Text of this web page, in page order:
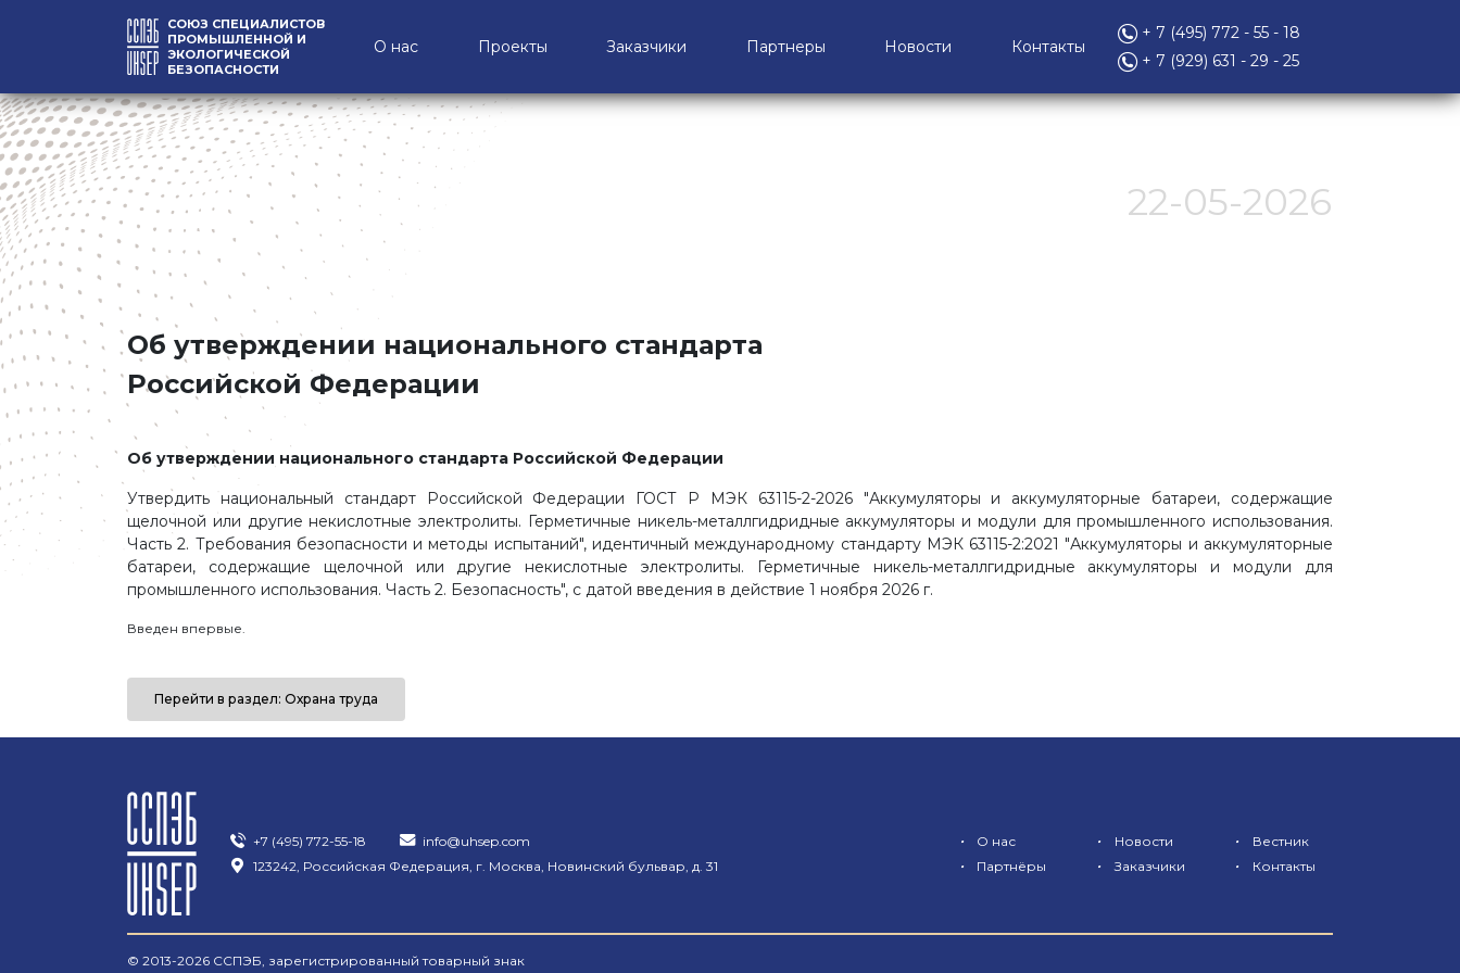
СОЮЗ СПЕЦИАЛИСТОВ
ПРОМЫШЛЕННОЙ И
ЭКОЛОГИЧЕСКОЙ
БЕЗОПАСНОСТИ
О нас Проекты Заказчики Партнеры Новости Контакты
+ 7 (495) 772 - 55 - 18
+ 7 (929) 631 - 29 - 25
22-05-2026
Об утверждении национального стандарта
Российской Федерации
Об утверждении национального стандарта Российской Федерации
Утвердить национальный стандарт Российской Федерации ГОСТ Р МЭК 63115-2-2026 "Аккумуляторы и аккумуляторные батареи, содержащие
щелочной или другие некислотные электролиты. Герметичные никель-металлгидридные аккумуляторы и модули для промышленного использования.
Часть 2. Требования безопасности и методы испытаний", идентичный международному стандарту МЭК 63115-2:2021 "Аккумуляторы и аккумуляторные
батареи, содержащие щелочной или другие некислотные электролиты. Герметичные никель-металлгидридные аккумуляторы и модули для
промышленного использования. Часть 2. Безопасность", с датой введения в действие 1 ноября 2026 г.
Введен впервые.
Перейти в раздел: Охрана труда
+7 (495) 772-55-18
info@uhsep.com
123242, Российская Федерация, г. Москва, Новинский бульвар, д. 31
• О нас • Новости • Вестник
• Партнёры • Заказчики • Контакты
© 2013-2026 ССПЭБ, зарегистрированный товарный знак